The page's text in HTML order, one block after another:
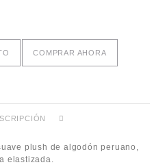
COMPRAR AHORA
plush de algodón peruano,
elastizada.